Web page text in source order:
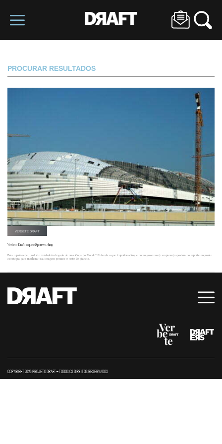
PROCURAR RESULTADOS
VERBETE DRAFT
Verbete Draft: o que é Sportwashing
Para o país-sede, qual é o verdadeiro legado de uma Copa do Mundo? Entenda o que é sportwashing e como governos (e empresas) apostam no esporte enquanto
estratégia para melhorar sua imagem perante o resto do planeta.
COPYRIGHT 2026 PROJETO DRAFT – TODOS OS DIREITOS RESERVADOS